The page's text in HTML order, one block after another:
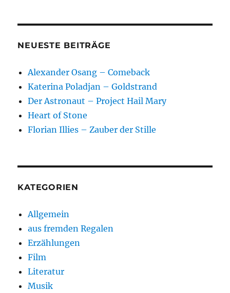
NEUESTE BEITRÄGE
Alexander Osang – Comeback
Katerina Poladjan – Goldstrand
Der Astronaut – Project Hail Mary
Heart of Stone
Florian Illies – Zauber der Stille
KATEGORIEN
Allgemein
aus fremden Regalen
Erzählungen
Film
Literatur
Musik